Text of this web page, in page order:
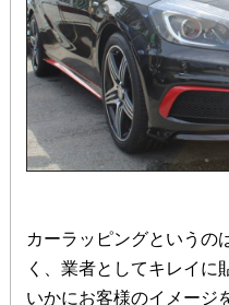
カーラッピングというの
く、業者としてキレイに
いかにお客様のイメージ